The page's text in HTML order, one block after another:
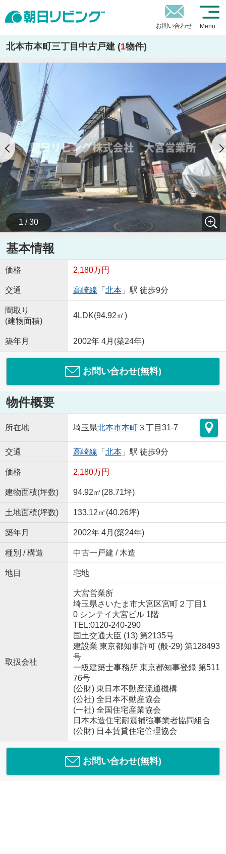
お問い合わせ Menu
北本市本町三丁目中古戸建 (1物件)
1 / 30
基本情報
価格 2,180万円
交通 高崎線 「 北本」駅 徒歩9分
間取り
(建物面積)
4LDK(94.92㎡)
築年月 2002年 4月(築24年)
お問い合わせ(無料)
物件概要
所在地 埼玉県北本市本町３丁目31-7
交通 高崎線 「 北本」駅 徒歩9分
価格 2,180万円
建物面積(坪数) 94.92㎡(28.71坪)
土地面積(坪数) 133.12㎡(40.26坪)
築年月 2002年 4月(築24年)
種別 / 構造 中古一戸建 / 木造
地目 宅地
取扱会社
大宮営業所
埼玉県さいたま市大宮区宮町２丁目1
0 シンテイ大宮ビル 1階
TEL:0120-240-290
国土交通大臣 (13) 第2135号
建設業 東京都知事許可 (般-29) 第128493
号
一級建築士事務所 東京都知事登録 第511
76号
(公財) 東日本不動産流通機構
(公社) 全日本不動産協会
(一社) 全国住宅産業協会
日本木造住宅耐震補強事業者協同組合
(公財) 日本賃貸住宅管理協会
お問い合わせ(無料)